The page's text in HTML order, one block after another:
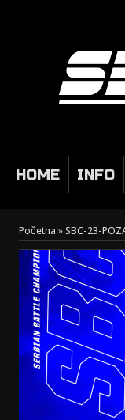
HOME INFO
Početna » SBC-23-